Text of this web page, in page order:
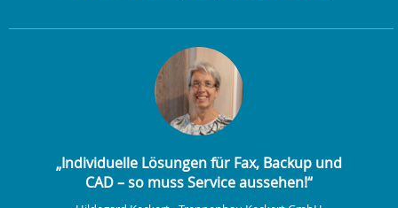
„Individuelle Lösungen für Fax, Backup und
CAD – so muss Service aussehen!“